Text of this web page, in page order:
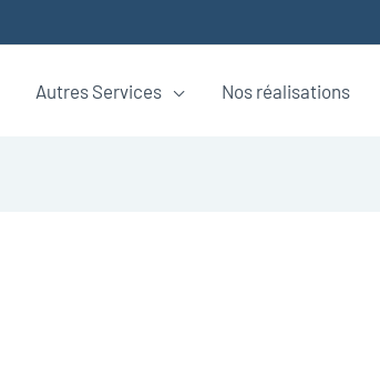
Autres Services Nos réalisations